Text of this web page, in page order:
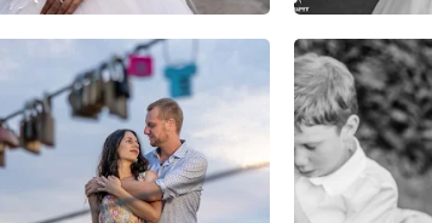
2 0 0 3